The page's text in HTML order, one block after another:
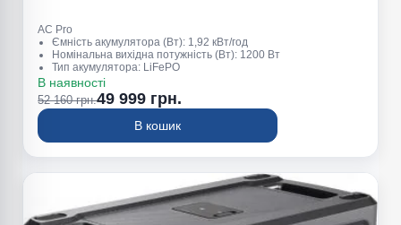
AC Pro
Ємність акумулятора (Вт): 1,92 кВт/год
Номінальна вихідна потужність (Вт): 1200 Вт
Тип акумулятора: LiFePO
Пікова потужність (Вт): 2300 Вт
Вага (кг): 21,5
В наявності
52 160 грн.49 999 грн.
В кошик